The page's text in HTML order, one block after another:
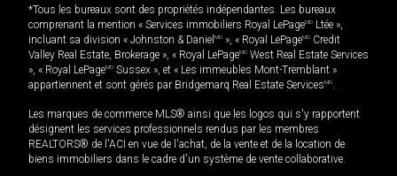
*Tous les bureaux sont des propriétés indépendantes. Les bureaux
comprenant la mention « Services immobiliers Royal LePageMD Ltée »,
incluant sa division « Johnston & Daniel MD », « Royal LePageMD Credit
Valley Real Estate, Brokerage », « Royal LePageMD West Real Estate Services
», « Royal LePageMD Sussex », et « Les immeubles Mont-Tremblant »
appartiennent et sont gérés par Bridgemarq Real Estate ServicesMD.
Les marques de commerce MLS® ainsi que les logos qui s'y rapportent
désignent les services professionnels rendus par les membres
REALTORS® de l'ACI en vue de l'achat, de la vente et de la location de
biens immobiliers dans le cadre d'un système de vente collaborative.